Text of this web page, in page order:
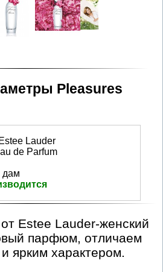
Pleasures
Estee Lauder
de Parfum
дам
Estee Lauder-женский
парфюм, отличаем
ярким характером.